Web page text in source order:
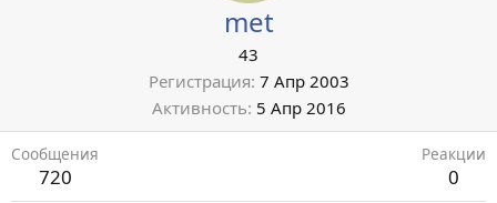
met
43
Регистрация 7 Апр 2003
Активность 5 Апр 2016
Сообщения
720
Реакции
0